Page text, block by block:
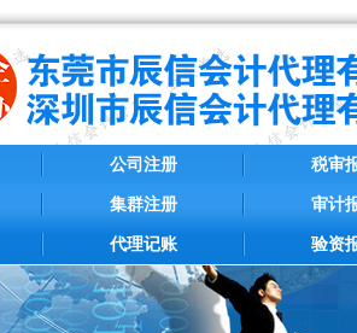
公司注册
集群注册
代理记账
税审
审计
验资